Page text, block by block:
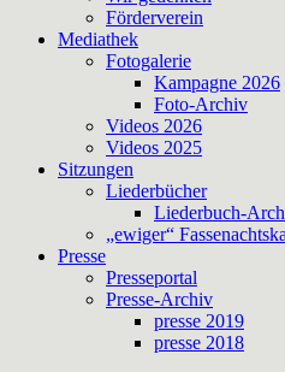
Förderverein
Mediathek
Fotogalerie
Kampagne 2026
Foto-Archiv
Videos 2026
Videos 2025
Sitzungen
Liederbücher
Liederbuch-
„ewiger“
Presse
Presseportal
Presse-Archiv
presse 2019
presse 2018